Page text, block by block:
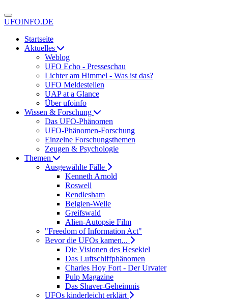
UFOINFO.DE
Startseite
Aktuelles
Weblog
UFO Echo - Presseschau
Lichter am Himmel - Was ist das?
UFO Meldestellen
UAP at a Glance
Über ufoinfo
Wissen & Forschung
Das UFO-Phänomen
UFO-Phänomen-Forschung
Einzelne Forschungsthemen
Zeugen & Psychologie
Themen
Ausgewählte Fälle
Kenneth Arnold
Roswell
Rendlesham
Belgien-Welle
Greifswald
Alien-Autopsie Film
"Freedom of Information Act"
Bevor die UFOs kamen...
Die Visionen des Hesekiel
Das Luftschiffphänomen
Charles Hoy Fort - Der Urvater
Pulp Magazine
Das Shaver-Geheimnis
UFOs kinderleicht erklärt